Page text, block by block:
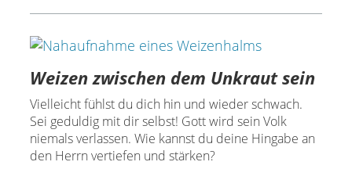
Weizen zwischen dem Unkraut sein
Vielleicht fühlst du dich hin und wieder schwach.
Sei geduldig mit dir selbst! Gott wird sein Volk
niemals verlassen. Wie kannst du deine Hingabe an
den Herrn vertiefen und stärken?